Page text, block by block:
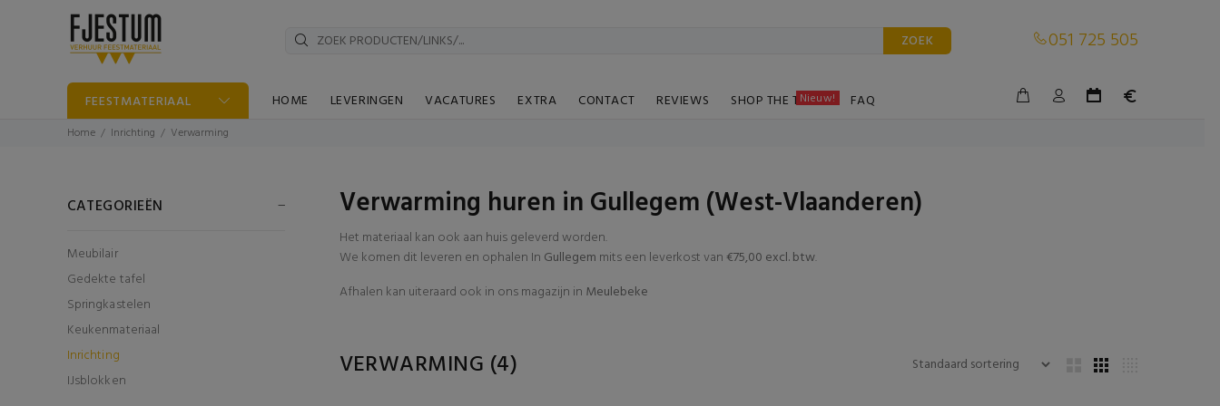
ZOEK 051 725 505
FEESTMATERIAAL HOME LEVERINGEN VACATURES EXTRA CONTACT REVIEWS SHOP THE TABLE
Nieuw! FAQ
Home Inrichting Verwarming
CATEGORIEËN
Meubilair
Gedekte tafel
Springkastelen
Keukenmateriaal
Inrichting
IJsblokken
Verwarming huren in Gullegem (West-Vlaanderen)
Het materiaal kan ook aan huis geleverd worden.
We komen dit leveren en ophalen In Gullegem mits een leverkost van€75,00 excl. btw.
Afhalen kan uiteraard ook in ons magazijn in Meulebeke
VERWARMING (4)